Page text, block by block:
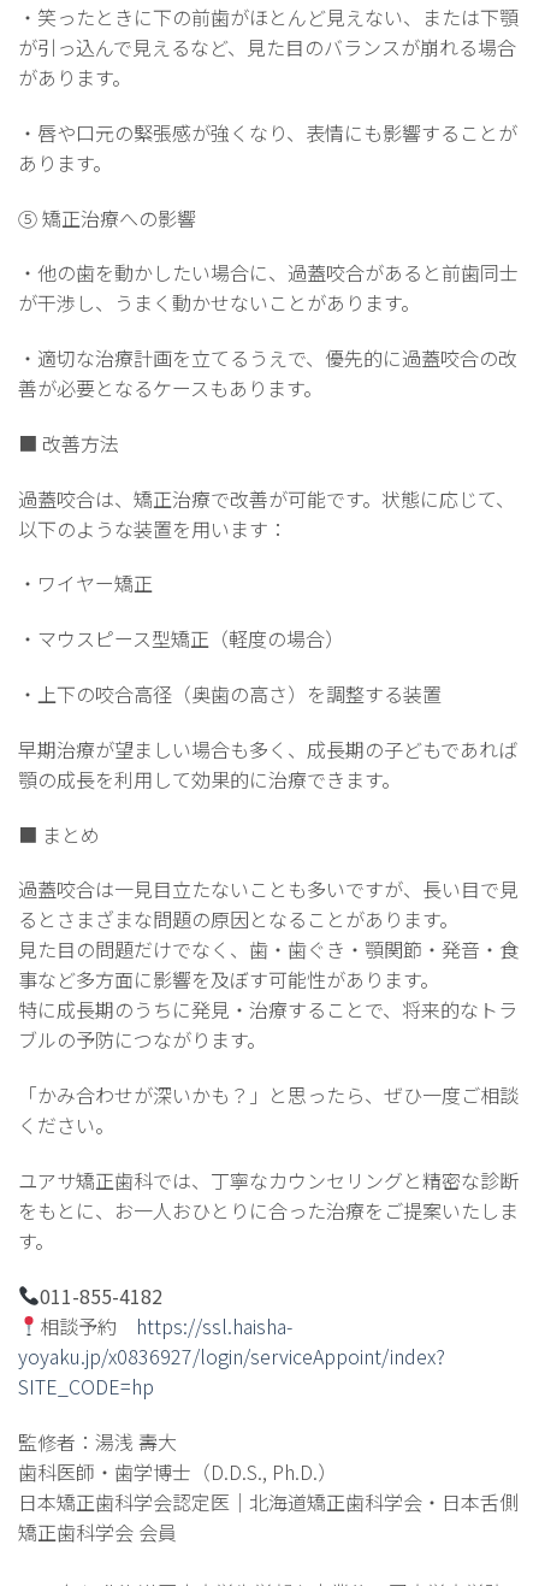
・笑ったときに下の前歯がほとんど見えない、または下顎
が引っ込んで見えるなど、見た目のバランスが崩れる場合
があります。
・唇や口元の緊張感が強くなり、表情にも影響することが
あります。
⑤ 矯正治療への影響
・他の歯を動かしたい場合に、過蓋咬合があると前歯同士
が干渉し、うまく動かせないことがあります。
・適切な治療計画を立てるうえで、優先的に過蓋咬合の改
善が必要となるケースもあります。
■ 改善方法
過蓋咬合は、矯正治療で改善が可能です。状態に応じて、
以下のような装置を用います：
・ワイヤー矯正
・マウスピース型矯正（軽度の場合）
・上下の咬合高径（奥歯の高さ）を調整する装置
早期治療が望ましい場合も多く、成長期の子どもであれば
顎の成長を利用して効果的に治療できます。
■ まとめ
過蓋咬合は一見目立たないことも多いですが、長い目で見
るとさまざまな問題の原因となることがあります。
見た目の問題だけでなく、歯・歯ぐき・顎関節・発音・食
事など多方面に影響を及ぼす可能性があります。
特に成長期のうちに発見・治療することで、将来的なトラ
ブルの予防につながります。
「かみ合わせが深いかも？」と思ったら、ぜひ一度ご相談
ください。
ユアサ矯正歯科では、丁寧なカウンセリングと精密な診断
をもとに、お一人おひとりに合った治療をご提案いたしま
す。
011-855-4182
相談予約 https://ssl.haisha-
yoyaku.jp/x0836927/login/serviceAppoint/index?
SITE_CODE=hp
監修者：湯浅 壽大
歯科医師・歯学博士（D.D.S., Ph.D.）
日本矯正歯科学会認定医｜北海道矯正歯科学会・日本舌側
矯正歯科学会 会員